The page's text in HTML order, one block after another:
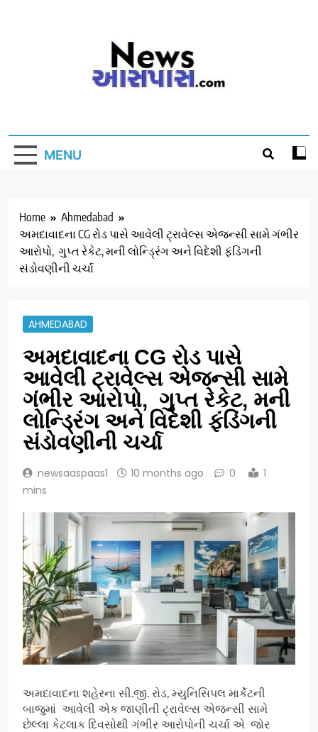
MENU
Home
Ahmedabad
અમદાવાદના CG રોડ પાસે આવેલી ટ્રાવેલ્સ એજન્સી સામે ગંભીર
આરોપો, ગુપ્ત રેકેટ, મની લોન્ડ્રિંગ અને વિદેશી ફંડિંગની
સંડોવણીની ચર્ચા
AHMEDABAD
અમદાવાદના CG રોડ પાસે
આવેલી ટ્રાવેલ્સ એજન્સી સામે
ગંભીર આરોપો, ગુપ્ત રેકેટ, મની
લોન્ડ્રિંગ અને વિદેશી ફંડિંગની
સંડોવણીની ચર્ચા
newsaaspaas1 10 months ago 0
1
mins
અમદાવાદના શહેરના સી.જી. રોડ, મ્યુનિસિપલ માર્કેટની
બાજુમાં આવેલી એક જાણીતી ટ્રાવેલ્સ એજન્સી સામે
છેલ્લા કેટલાક દિવસોથી ગંભીર આરોપોની ચર્ચા એ જોર